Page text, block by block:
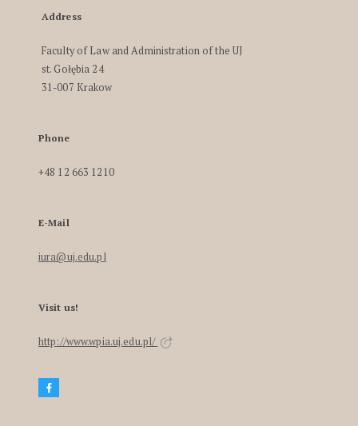
Address
Faculty of Law and Administration of the UJ
st. Gołębia 24
31-007 Krakow
Phone
+48 12 663 1210
E-Mail
iura@uj.edu.pl
Visit us!
http://www.wpia.uj.edu.pl/